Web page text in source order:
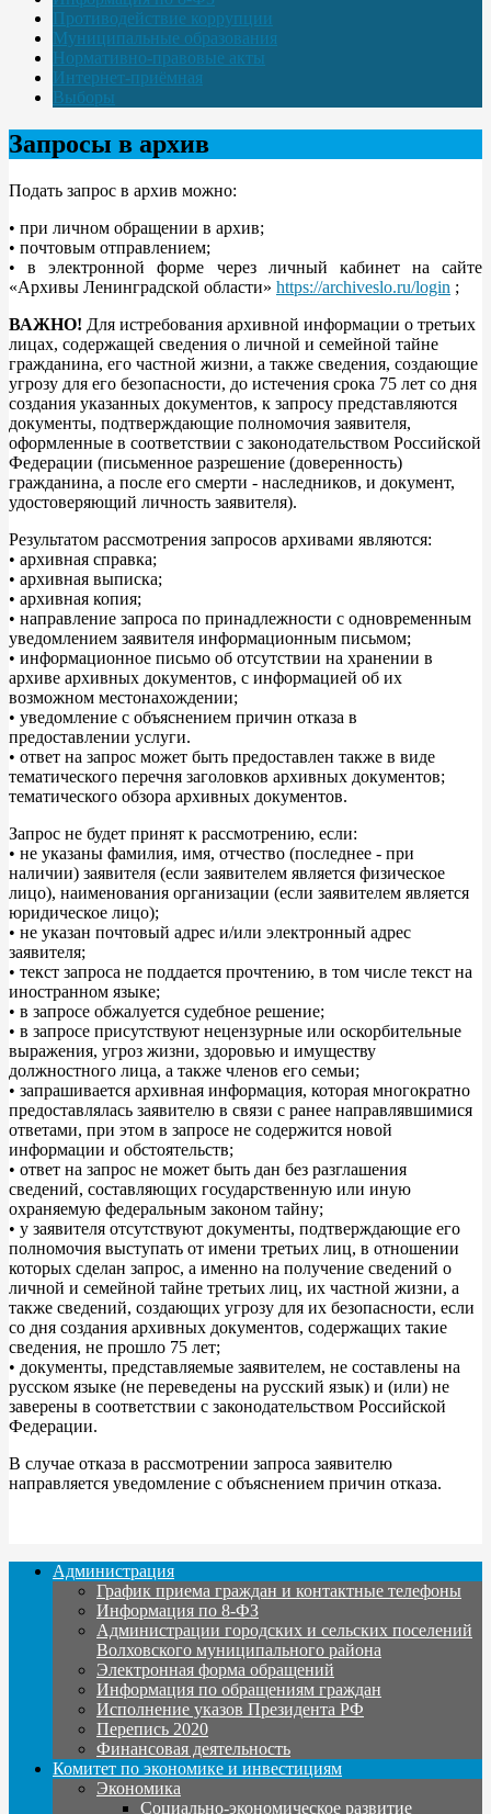
Противодействие коррупции
Муниципальные образования
Нормативно-правовые акты
Интернет-приёмная
Выборы
Запросы в архив
Подать запрос в архив можно:
• при личном обращении в архив;
• почтовым отправлением;
• в электронной форме через личный кабинет на сайте
«Архивы Ленинградской области» https://archiveslo.ru/login ;
ВАЖНО! Для истребования архивной информации о третьих
лицах, содержащей сведения о личной и семейной тайне
гражданина, его частной жизни, а также сведения, создающие
угрозу для его безопасности, до истечения срока 75 лет со дня
создания указанных документов, к запросу представляются
документы, подтверждающие полномочия заявителя,
оформленные в соответствии с законодательством Российской
Федерации (письменное разрешение (доверенность)
гражданина, а после его смерти - наследников, и документ,
удостоверяющий личность заявителя).
Результатом рассмотрения запросов архивами являются:
• архивная справка;
• архивная выписка;
• архивная копия;
• направление запроса по принадлежности с одновременным
уведомлением заявителя информационным письмом;
• информационное письмо об отсутствии на хранении в
архиве архивных документов, с информацией об их
возможном местонахождении;
• уведомление с объяснением причин отказа в
предоставлении услуги.
• ответ на запрос может быть предоставлен также в виде
тематического перечня заголовков архивных документов;
тематического обзора архивных документов.
Запрос не будет принят к рассмотрению, если:
• не указаны фамилия, имя, отчество (последнее - при
наличии) заявителя (если заявителем является физическое
лицо), наименования организации (если заявителем является
юридическое лицо);
• не указан почтовый адрес и/или электронный адрес
заявителя;
• текст запроса не поддается прочтению, в том числе текст на
иностранном языке;
• в запросе обжалуется судебное решение;
• в запросе присутствуют нецензурные или оскорбительные
выражения, угроз жизни, здоровью и имуществу
должностного лица, а также членов его семьи;
• запрашивается архивная информация, которая многократно
предоставлялась заявителю в связи с ранее направлявшимися
ответами, при этом в запросе не содержится новой
информации и обстоятельств;
• ответ на запрос не может быть дан без разглашения
сведений, составляющих государственную или иную
охраняемую федеральным законом тайну;
• у заявителя отсутствуют документы, подтверждающие его
полномочия выступать от имени третьих лиц, в отношении
которых сделан запрос, а именно на получение сведений о
личной и семейной тайне третьих лиц, их частной жизни, а
также сведений, создающих угрозу для их безопасности, если
со дня создания архивных документов, содержащих такие
сведения, не прошло 75 лет;
• документы, представляемые заявителем, не составлены на
русском языке (не переведены на русский язык) и (или) не
заверены в соответствии с законодательством Российской
Федерации.
В случае отказа в рассмотрении запроса заявителю
направляется уведомление с объяснением причин отказа.
Администрация
График приема граждан и контактные телефоны
Информация по 8-ФЗ
Администрации городских и сельских поселений
Волховского муниципального района
Электронная форма обращений
Информация по обращениям граждан
Исполнение указов Президента РФ
Перепись 2020
Финансовая деятельность
Комитет по экономике и инвестициям
Экономика
Социально-экономическое развитие